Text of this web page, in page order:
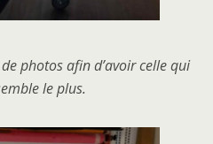
photos afin d’avoir celle qui
le plus.